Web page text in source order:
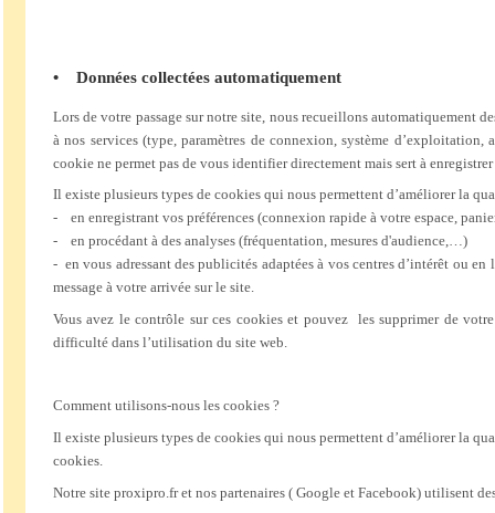
• Données collectées automatiquement
Lors de votre passage sur notre site, nous recueillons automatiquement
à nos services (type, paramètres de connexion, système
cookie ne permet pas de vous identifier directement mais sert à
Il existe plusieurs types de cookies qui nous permettent d’améliorer la
- en enregistrant vos préférences (connexion rapide à votre espace,
- en procédant à des analyses (fréquentation, mesures d'audience,…)
- en vous adressant des publicités adaptées à vos centres d’intérêt ou
message à votre arrivée sur le site.
Vous avez le contrôle sur ces cookies et pouvez les supprimer de
difficulté dans l’utilisation du site web.
Comment utilisons-nous les cookies ?
Il existe plusieurs types de cookies qui nous permettent d’améliorer la
cookies.
Notre site proxipro.fr et nos partenaires ( Google et Facebook) utilisent